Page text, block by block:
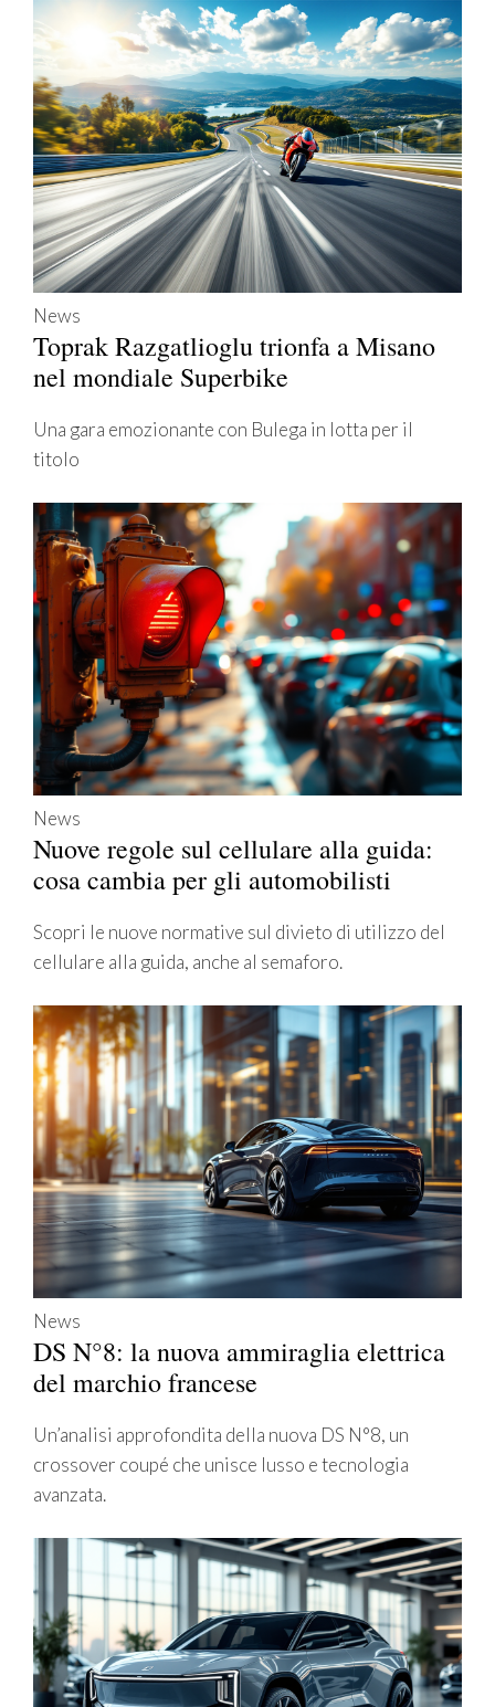
News
Toprak Razgatlioglu trionfa a Misano
nel mondiale Superbike
Una gara emozionante con Bulega in lotta per il
titolo
News
Nuove regole sul cellulare alla guida:
cosa cambia per gli automobilisti
Scopri le nuove normative sul divieto di utilizzo del
cellulare alla guida, anche al semaforo.
News
DS N°8: la nuova ammiraglia elettrica
del marchio francese
Un’analisi approfondita della nuova DS N°8, un
crossover coupé che unisce lusso e tecnologia
avanzata.